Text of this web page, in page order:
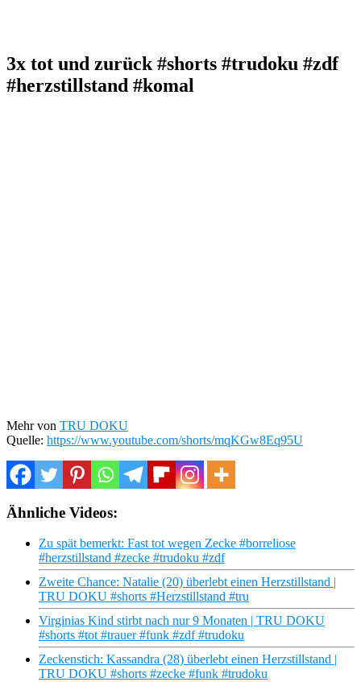
3x tot und zurück #shorts #trudoku #zdf
#herzstillstand #komal
Mehr von TRU DOKU
Quelle: https://www.youtube.com/shorts/mqKGw8Eq95U
Ähnliche Videos:
Zu spät bemerkt: Fast tot wegen Zecke #borreliose
#herzstillstand #zecke #trudoku #zdf
Zweite Chance: Natalie (20) überlebt einen Herzstillstand |
TRU DOKU #shorts #Herzstillstand #tru
Virginias Kind stirbt nach nur 9 Monaten | TRU DOKU
#shorts #tot #trauer #funk #zdf #trudoku
Zeckenstich: Kassandra (28) überlebt einen Herzstillstand |
TRU DOKU #shorts #zecke #funk #trudoku